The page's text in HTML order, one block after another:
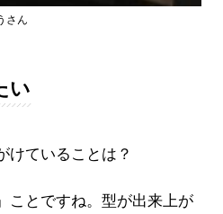
さん
い
ていることは？
とですね。型が出来上が